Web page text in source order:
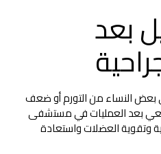
بعد
النساء من التورم أو ضعف
بعد العمليات في مستشفى
العضلات واستعادة